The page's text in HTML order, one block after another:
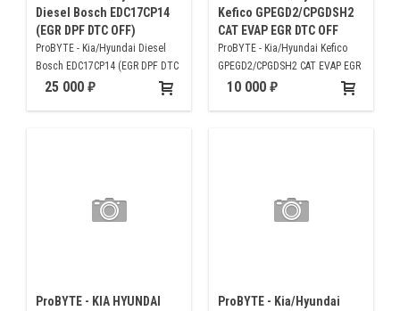
Diesel Bosch EDC17CP14
(EGR DPF DTC OFF)
ProBYTE - Kia/Hyundai Diesel
Bosch EDC17CP14 (EGR DPF DTC
OFF)
25 000
Kefico GPEGD2/CPGDSH2
CAT EVAP EGR DTC OFF
ProBYTE - Kia/Hyundai Kefico
GPEGD2/CPGDSH2 CAT EVAP EGR
DTC OFF
10 000
ProBYTE - KIA HYUNDAI
ProBYTE - Kia/Hyundai